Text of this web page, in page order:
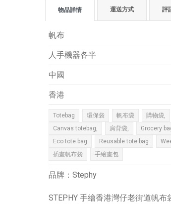
物品詳情 運送方式 評
帆布
人手機器各半
中國
香港
Totebag 環保袋 帆布袋 購物袋,
Canvas totebag,
肩背袋, Grocery
Eco tote bag
Reusable tote bag
插畫帆布袋
手繪畫包
品牌：Stephy
STEPHY 手繪香港灣仔老街道帆